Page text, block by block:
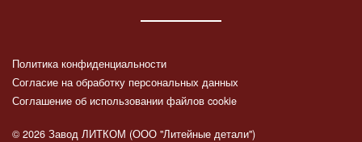
Политика конфиденциальности
Согласие на обработку персональных данных
Соглашение об использовании файлов cookie
© 2026 Завод ЛИТКОМ (ООО "Литейные детали")